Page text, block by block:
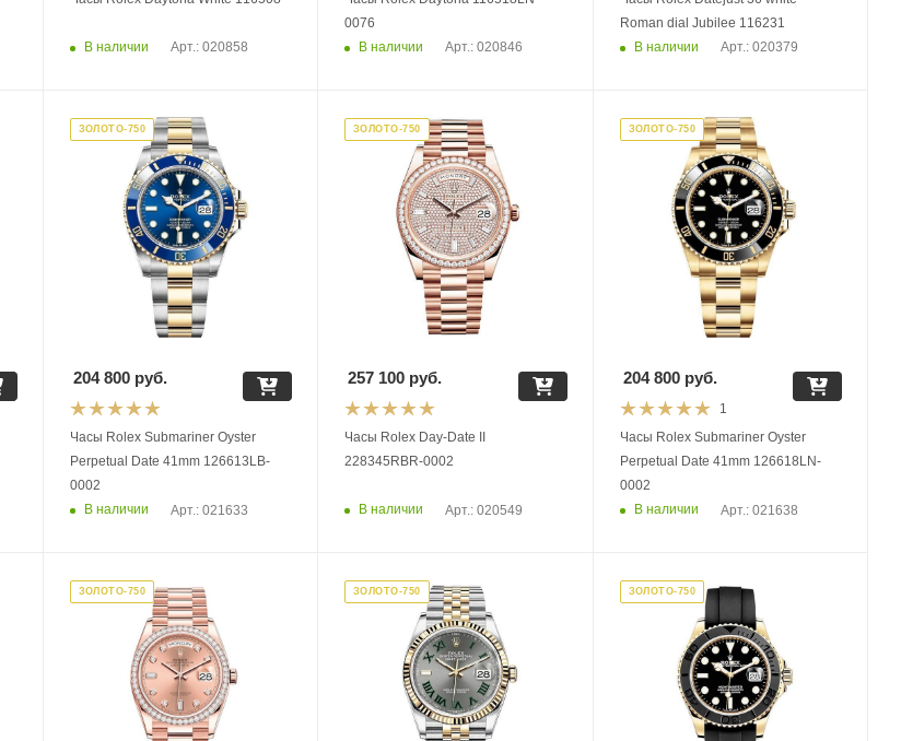
В наличии Арт.: 020858
0076
В наличии
Арт.: 020846
Roman dial Jubilee 116231
В наличии
Арт.: 020379
ЗОЛОТО-750
Часы Rolex Submariner Oyster
Perpetual Date 41mm 126613LB-
0002
В наличии
Арт.: 021633
204 800руб.
ЗОЛОТО-750
Часы Rolex Day-Date II
228345RBR-0002
В наличии Арт.: 020549
257 100 руб.
ЗОЛОТО-750
1
Часы Rolex Submariner Oyster
Perpetual Date 41mm 126618LN-
0002
В наличии
Арт.: 021638
204 800руб.
ЗОЛОТО-750 ЗОЛОТО-750 ЗОЛОТО-750